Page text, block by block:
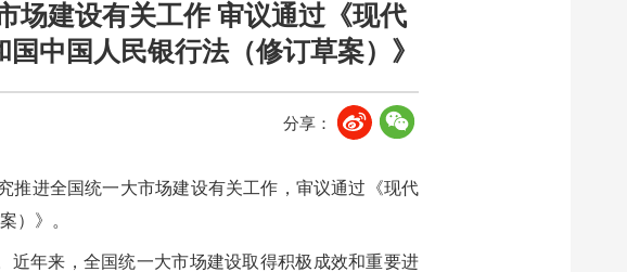
场建设有关工作 审议通过《现代
中国人民银行法（修订草案）》
分享：
推进全国统一大市场建设有关工作，审议通过《现代
）》。
年来，全国统一大市场建设取得积极成效和重要进